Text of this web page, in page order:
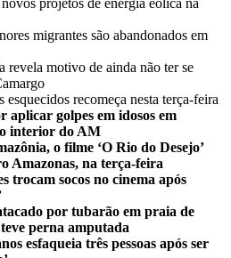
projetos de energia eólica na
migrantes são abandonados em
revela motivo de ainda não ter se
esquecidos recomeça nesta terça-feira
aplicar golpes em idosos em
interior do AM
o filme ‘O Rio do Desejo’
Amazonas, na terça-feira
trocam socos no cinema após
por tubarão em praia de
perna amputada
esfaqueia três pessoas após ser